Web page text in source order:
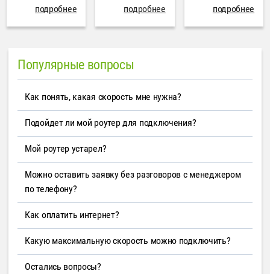
подробнее подробнее подробнее
Популярные вопросы
Как понять, какая скорость мне нужна?
Подойдет ли мой роутер для подключения?
Мой роутер устарел?
Можно оставить заявку без разговоров с менеджером
по телефону?
Как оплатить интернет?
Какую максимальную скорость можно подключить?
Остались вопросы?